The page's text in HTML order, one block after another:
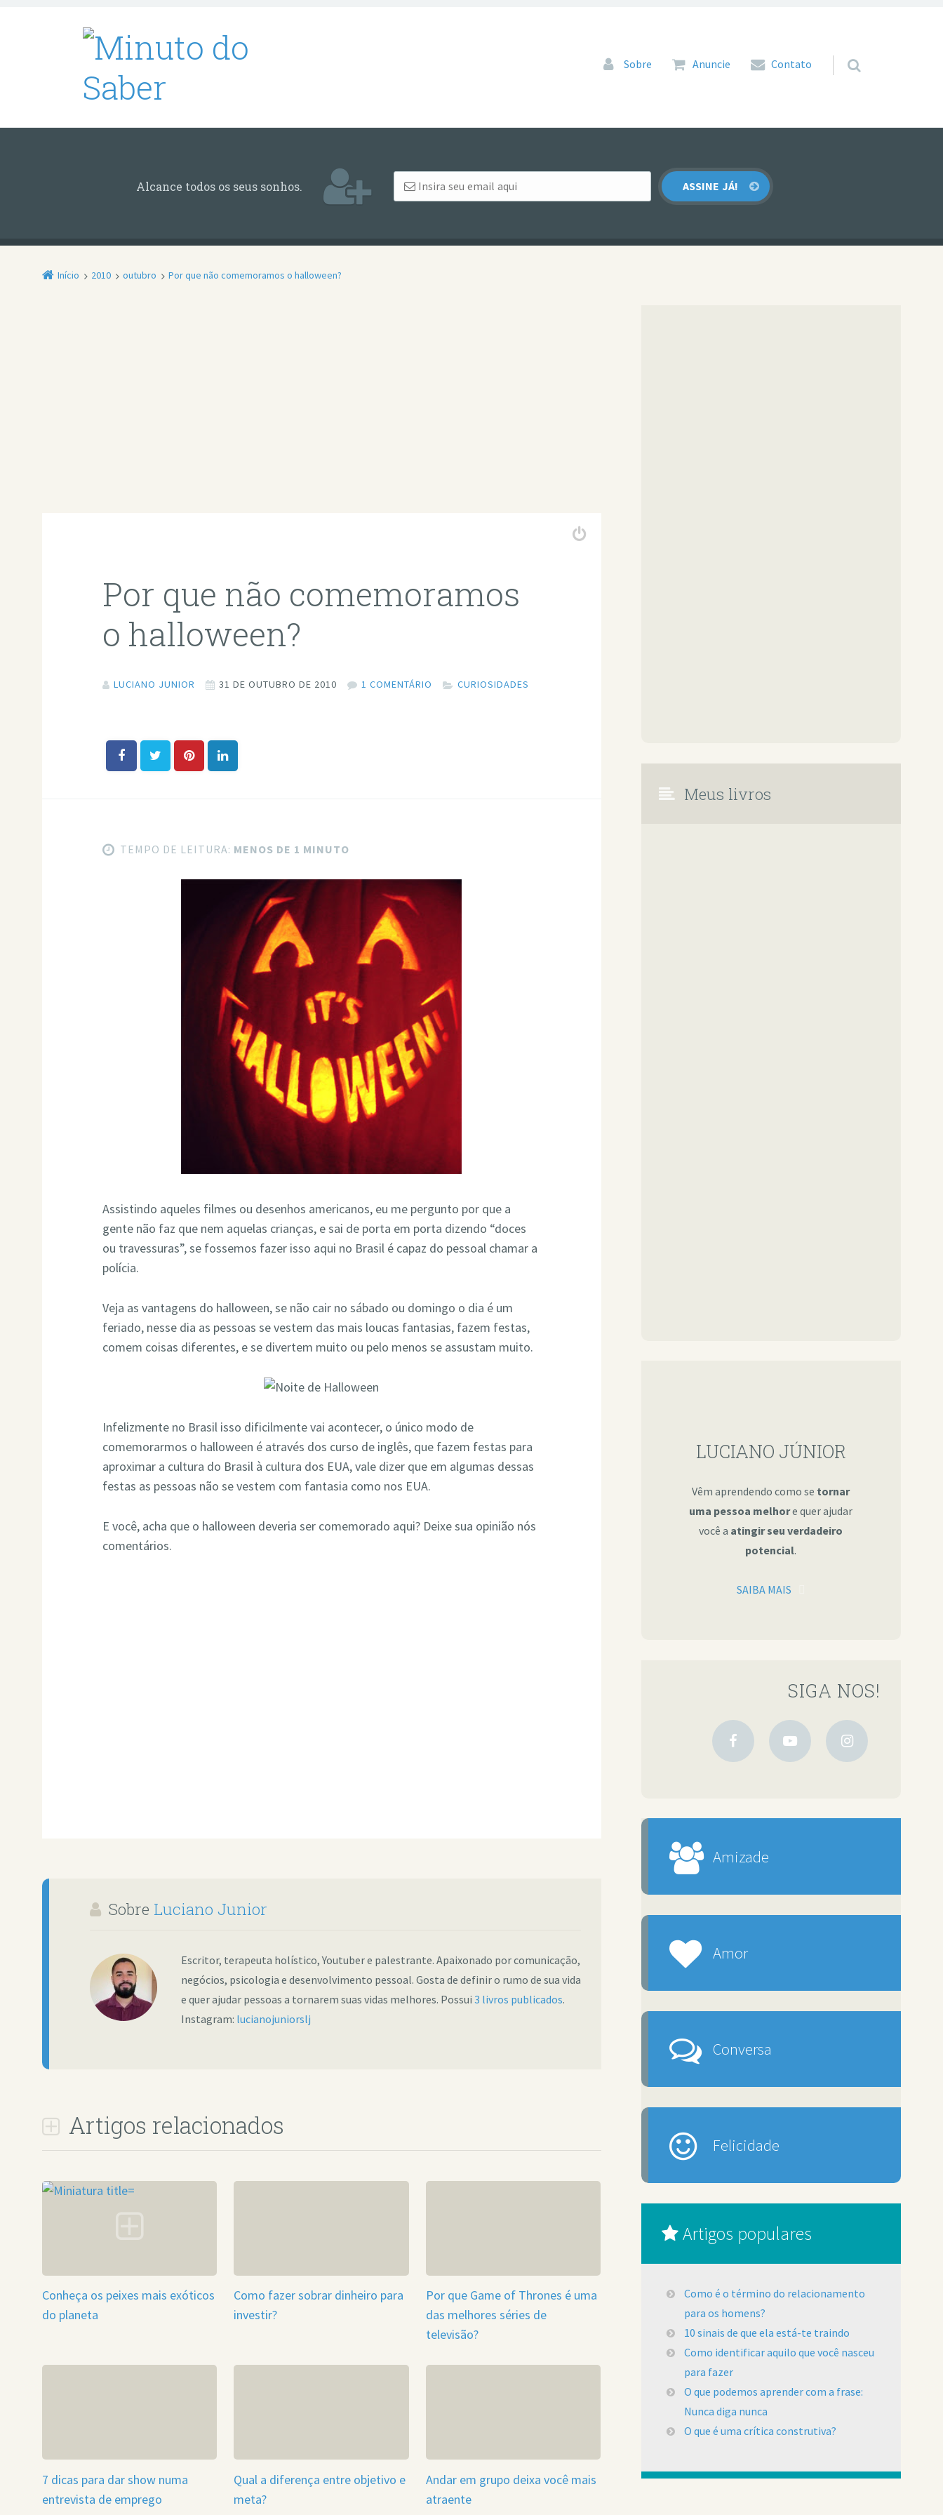
Pular para o conteúdo
Sobre Anuncie Contato
Alcance todos os seus sonhos.
Início 2010 outubro Por que não comemoramos o halloween?
Por que não comemoramos
o halloween?
LUCIANO JUNIOR 31 DE OUTUBRO DE 2010 1 COMENTÁRIO CURIOSIDADES
TEMPO DE LEITURA: MENOS DE 1 MINUTO
Assistindo aqueles filmes ou desenhos americanos, eu me pergunto por que a
gente não faz que nem aquelas crianças, e sai de porta em porta dizendo “doces
ou travessuras”, se fossemos fazer isso aqui no Brasil é capaz do pessoal chamar a
polícia.
Veja as vantagens do halloween, se não cair no sábado ou domingo o dia é um
feriado, nesse dia as pessoas se vestem das mais loucas fantasias, fazem festas,
comem coisas diferentes, e se divertem muito ou pelo menos se assustam muito.
Infelizmente no Brasil isso dificilmente vai acontecer, o único modo de
comemorarmos o halloween é através dos curso de inglês, que fazem festas para
aproximar a cultura do Brasil à cultura dos EUA, vale dizer que em algumas dessas
festas as pessoas não se vestem com fantasia como nos EUA.
E você, acha que o halloween deveria ser comemorado aqui? Deixe sua opinião nós
comentários.
Sobre Luciano Junior
Escritor, terapeuta holístico, Youtuber e palestrante. Apaixonado por comunicação,
negócios, psicologia e desenvolvimento pessoal. Gosta de definir o rumo de sua vida
e quer ajudar pessoas a tornarem suas vidas melhores. Possui 3 livros publicados.
Instagram: lucianojuniorslj
Artigos relacionados
Conheça os peixes mais exóticos
do planeta
Como fazer sobrar dinheiro para
investir?
Por que Game of Thrones é uma
das melhores séries de
televisão?
7 dicas para dar show numa
entrevista de emprego
Qual a diferença entre objetivo e
meta?
Andar em grupo deixa você mais
atraente
Meus livros
LUCIANO JÚNIOR
Vêm aprendendo como se tornar
uma pessoa melhore quer ajudar
você a atingir seu verdadeiro
potencial.
SAIBA MAIS
SIGA NOS!
Amizade
Amor
Conversa
Felicidade
Artigos populares
Como é o término do relacionamento
para os homens?
10 sinais de que ela está-te traindo
Como identificar aquilo que você nasceu
para fazer
O que podemos aprender com a frase:
Nunca diga nunca
O que é uma crítica construtiva?